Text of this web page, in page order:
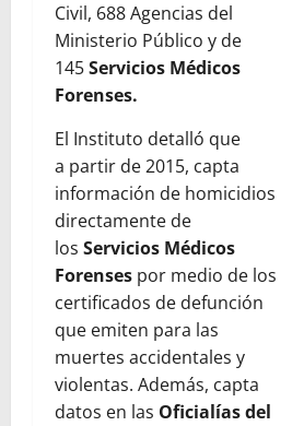
Civil, 688 Agencias del
Ministerio Público y de
145Servicios Médicos
Forenses.
El Instituto detalló que
a partir de 2015, capta
información de homicidios
directamente de
los Servicios Médicos
Forenses por medio de los
certificados de defunción
que emiten para las
muertes accidentales y
violentas. Además, capta
datos en las Oficialías del